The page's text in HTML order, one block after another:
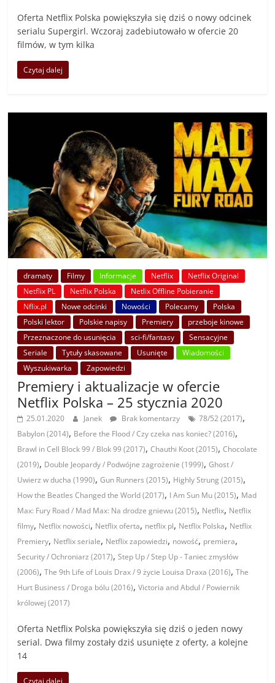
Oferta Netflix Polska powiększyła się dziś o nowy odcinek
serialu Supergirl. Wczoraj zadebiutowało w ofercie 20
filmów, w tym kilka
Czytaj dalej
dramaty Filmy Informacje Netflix
Netflix Original
Netflix PL
Netflix Polska
Netlix Offline Pobieranie
Nflix.pl
Nowe odcinki Nowości Polecamy
Polska
Polski lektor
Polskie napisy Premiery
przeboje kinowe
Przeznaczone do usunięcia
sci-fi/fantasy
Sensacyjne
Seriale
Tytuły skasowane Usunięte
Wiadomości
Wyszukiwarka
Zapowiedzi
Premiery i aktualizacje w ofercie
Netflix Polska – 25 stycznia 2020
25.01.2020 Janek Brak komentarzy 78/52 (2017),
Babylon (2014), Before the Flood / Czy czeka nas koniec? (2016),
Brawl in Cell Block 99 / Blok 99 (2017),Chauthi Koot (2015),Chocolate
(2019), Double Jeopardy / Podwójne zagrożenie (1999),Ghost /
Uwierz w ducha (1990),Gun Runners (2015), Highly Strung (2015),
How the Beatles Changed the World (2017), I Am Sun Mu (2015), Mad
Max: Fury Road / Mad Max: Na drodze gniewu (2015), Netflix, Netflix
filmy, Netflix nowości, Netflix oferta, netflix pl, Netflix Polska, Netflix
Premiery, Netflix seriale, Netflix zapowiedzi, nowość, premiera,
Security / Ochroniarz (2017),Step Up / Step Up - Taniec zmysłów
(2006),The 9th Life of Louis Drax / 9 życie Louisa Draxa (2016),The
Hurt Business / Droga bólu (2016),Victoria and Abdul / Powiernik
królowej (2017)
Oferta Netflix Polska powiększyła się dziś o jeden nowy
serial. Dwa filmy zostały dziś usunięte z oferty, a kolejne
14
Czytaj dalej